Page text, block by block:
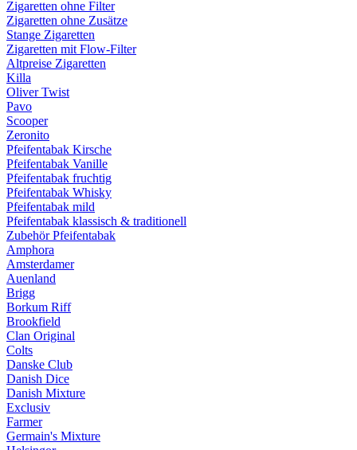
Zigaretten ohne Filter
Zigaretten ohne Zusätze
Stange Zigaretten
Zigaretten mit Flow-Filter
Altpreise Zigaretten
Killa
Oliver Twist
Pavo
Scooper
Zeronito
Pfeifentabak Kirsche
Pfeifentabak Vanille
Pfeifentabak fruchtig
Pfeifentabak Whisky
Pfeifentabak mild
Pfeifentabak klassisch & traditionell
Zubehör Pfeifentabak
Amphora
Amsterdamer
Auenland
Brigg
Borkum Riff
Brookfield
Clan Original
Colts
Danske Club
Danish Dice
Danish Mixture
Exclusiv
Farmer
Germain's Mixture